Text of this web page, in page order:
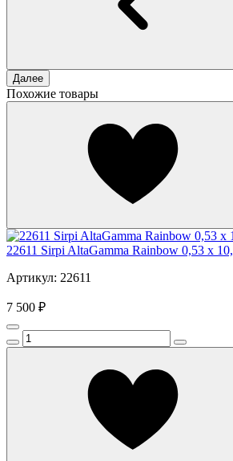
Далее
Похожие товары
22611 Sirpi AltaGamma Rainbow 0,53 x
Артикул: 22611
7 500 ₽